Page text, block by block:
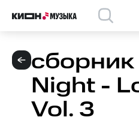
Night -
Vol. 3